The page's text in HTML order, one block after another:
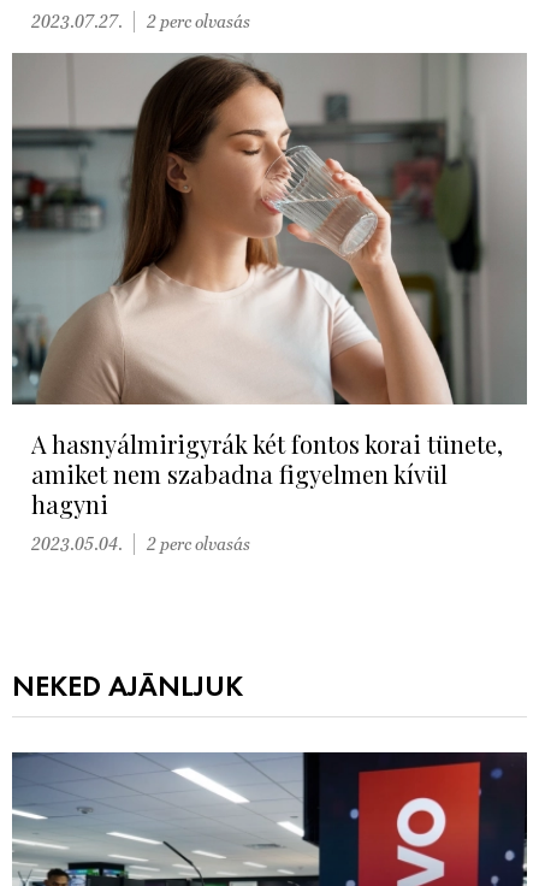
2023.07.27. 2 perc olvasás
A hasnyálmirigyrák két fontos korai tünete,
amiket nem szabadna figyelmen kívül
hagyni
2023.05.04. 2 perc olvasás
NEKED AJÁNLJUK